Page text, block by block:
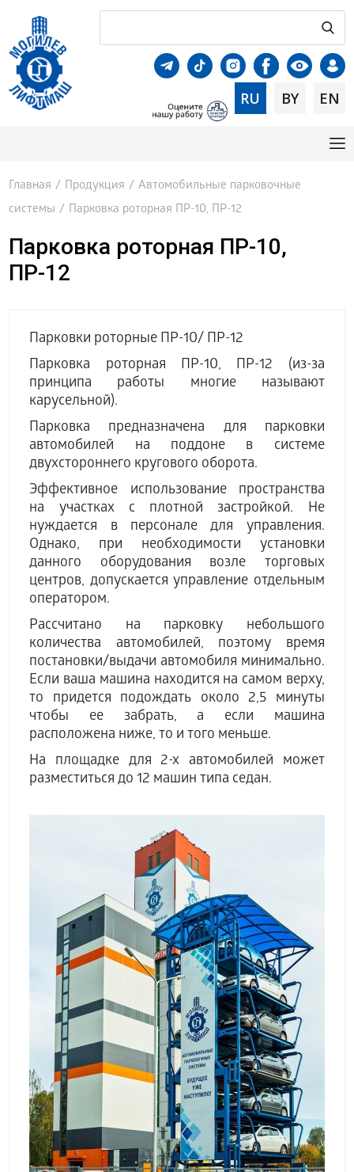
RU BY EN
Главная / Продукция / Автомобильные парковочные
системы / Парковка роторная ПР-10, ПР-12
Парковка роторная ПР-10,
ПР-12
Парковки роторные ПР-10/ ПР-12
Парковка роторная ПР-10, ПР-12 (из-за
принципа работы многие называют
карусельной).
Парковка предназначена для парковки
автомобилей на поддоне в системе
двухстороннего кругового оборота.
Эффективное использование пространства
на участках с плотной застройкой. Не
нуждается в персонале для управления.
Однако, при необходимости установки
данного оборудования возле торговых
центров, допускается управление отдельным
оператором.
Рассчитано на парковку небольшого
количества автомобилей, поэтому время
постановки/выдачи автомобиля минимально.
Если ваша машина находится на самом верху,
то придется подождать около 2,5 минуты
чтобы ее забрать, а если машина
расположена ниже, то и того меньше.
На площадке для 2-х автомобилей может
разместиться до 12 машин типа седан.